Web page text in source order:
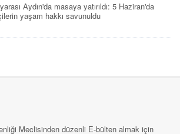
Aydın'da masaya yatırıldı: 5 Haziran'da
yaşam hakkı savunuldu
Meclisinden düzenli E-bülten almak için